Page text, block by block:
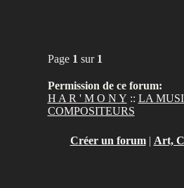
Page 1 sur 1
Permission de ce forum:
H A R ' M O N Y :: LA
COMPOSITEURS
Créer un forum| Art,